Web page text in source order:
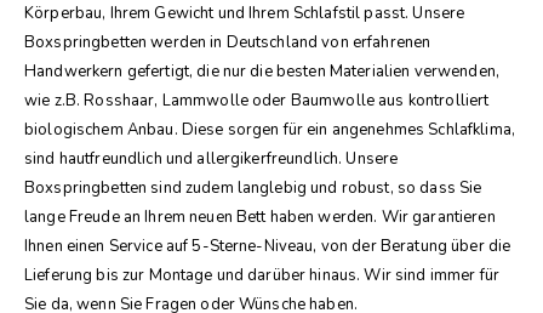
Körperbau, Ihrem Gewicht und Ihrem Schlafstil passt. Unsere
Boxspringbetten werden in Deutschland von erfahrenen
Handwerkern gefertigt, die nur die besten Materialien verwenden,
wie z.B. Rosshaar, Lammwolle oder Baumwolle aus kontrolliert
biologischem Anbau. Diese sorgen für ein angenehmes Schlafklima,
sind hautfreundlich und allergikerfreundlich. Unsere
Boxspringbetten sind zudem langlebig und robust, so dass Sie
lange Freude an Ihrem neuen Bett haben werden. Wir garantieren
Ihnen einen Service auf 5-Sterne-Niveau, von der Beratung über die
Lieferung bis zur Montage und darüber hinaus. Wir sind immer für
Sie da, wenn Sie Fragen oder Wünsche haben.